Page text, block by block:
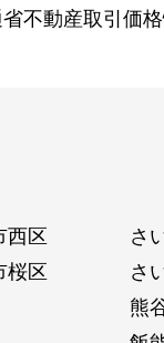
不動産取引価
西区 さ
桜区
さ
熊